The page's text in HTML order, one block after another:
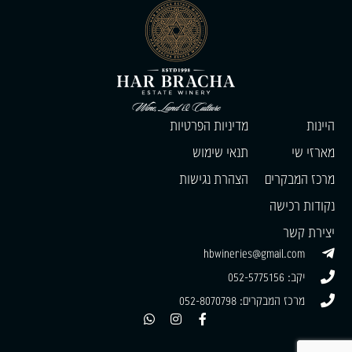
hbwineries@gmail.com
יקב: 052-5775156
מרכז המבקרים: 052-8070798
היינות
מארזי שי
מרכז המבקרים
נקודות רכישה
יצירת קשר
מדיניות הפרטיות
תנאי שימוש
הצהרת נגישות